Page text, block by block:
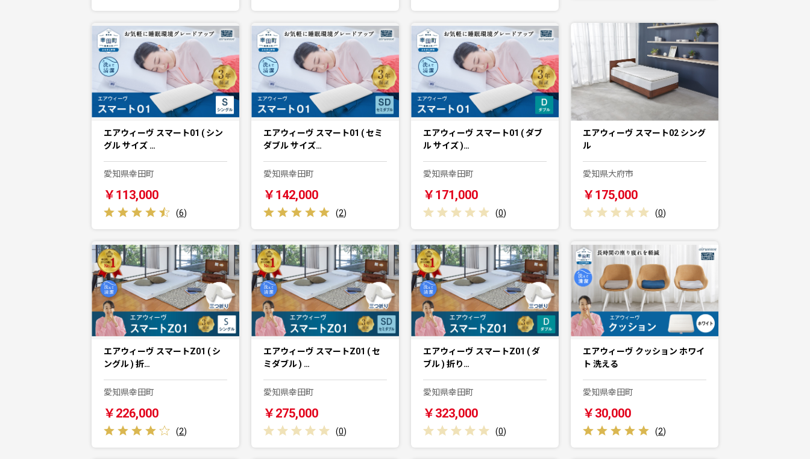
エアウィーヴ スマート01 ( シン
グル サイズ …
愛知県幸田町
￥113,000
(6)
エアウィーヴ スマート01 ( セミ
ダブル サイズ…
愛知県幸田町
￥142,000
(2)
エアウィーヴ スマート01 ( ダブ
ル サイズ )…
愛知県幸田町
￥171,000
(0)
エアウィーヴ スマート02 シング
ル
愛知県大府市
￥175,000
(0)
エアウィーヴ スマートZ01 ( シ
ングル ) 折…
愛知県幸田町
￥226,000
(2)
エアウィーヴ スマートZ01 ( セ
ミダブル ) …
愛知県幸田町
￥275,000
(0)
エアウィーヴ スマートZ01 ( ダ
ブル ) 折り…
愛知県幸田町
￥323,000
(0)
エアウィーヴ クッション ホワイ
ト 洗える
愛知県幸田町
￥30,000
(2)